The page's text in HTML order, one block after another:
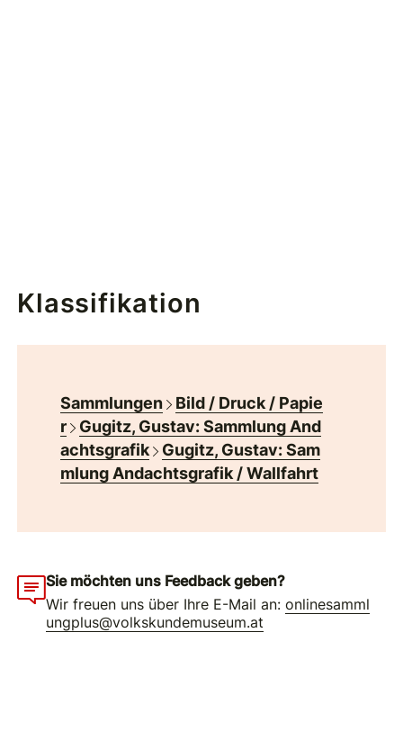
Klassifikation
Sammlungen
Bild / Druck / Papie
r
Gugitz, Gustav: Sammlung And
achtsgrafik
Gugitz, Gustav: Sam
mlung Andachtsgrafik / Wallfahrt
Sie möchten uns Feedback geben?
Wir freuen uns über Ihre E-Mail an:onlinesamml
ungplus@volkskundemuseum.at